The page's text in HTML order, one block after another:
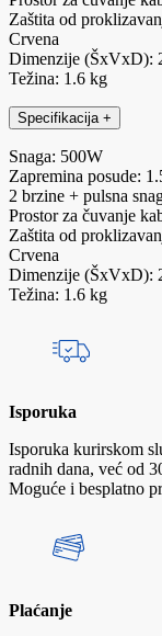
Zaštita od
Crvena
Dimenzije (ŠxVxD):
Težina: 1.6 kg
Specifikacija +
Snaga: 500W
Zapremina posude:
2 brzine + pulsna
Prostor za čuvanje
Zaštita od
Crvena
Dimenzije (ŠxVxD):
Težina: 1.6 kg
Isporuka
Isporuka kurirskom
radnih dana, već od
Moguće i besplatno
Plaćanje